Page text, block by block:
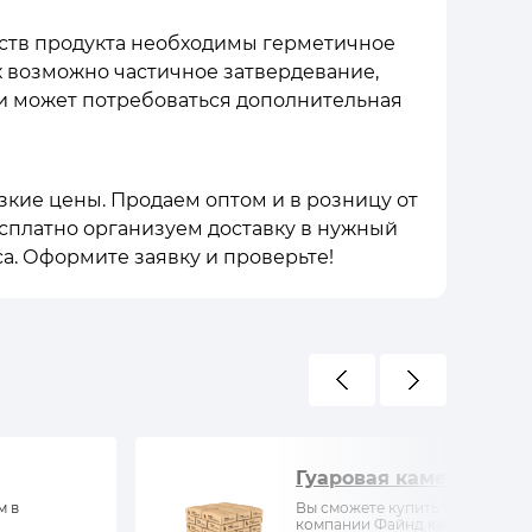
продукта необходимы герметичное
частичное затвердевание,
может потребоваться дополнительная
цены. Продаем оптом и в розницу от
организуем доставку в нужный
Оформите заявку и проверьте!
в
Гуаровая камедь
Вы сможете купить Гуаровая
компании Файнд кемистри